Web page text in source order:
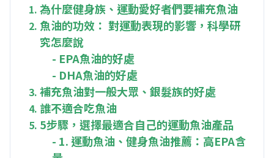
為什麼健身族、運動愛好者們要補充魚油
魚油的功效： 對運動表現的影響，科學研
究怎麼說
- EPA魚油的好處
- DHA魚油的好處
補充魚油對一般大眾、銀髮族的好處
誰不適合吃魚油
5步驟，選擇最適合自己的運動魚油產品
- 1. 運動魚油、健身魚油推薦：高EPA含